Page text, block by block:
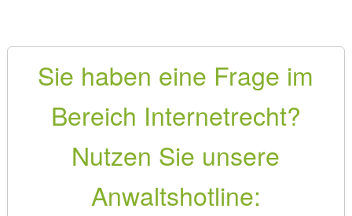
Sie haben eine Frage im
Bereich Internetrecht?
Nutzen Sie unsere
Anwaltshotline: